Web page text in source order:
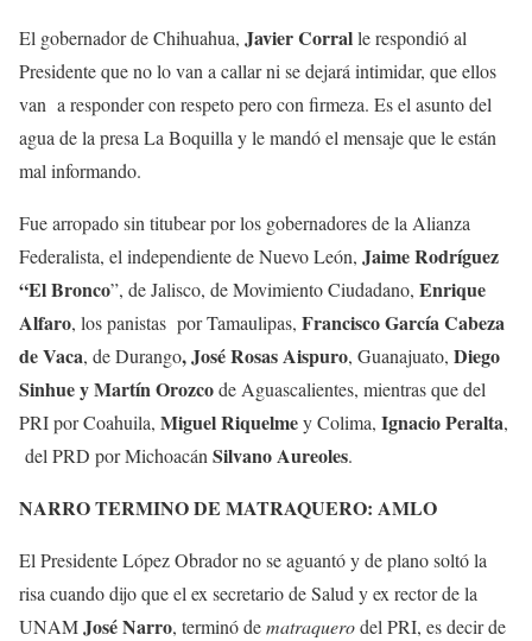
El gobernador de Chihuahua, Javier Corralle respondió al
Presidente que no lo van a callar ni se dejará intimidar, que ellos
van a responder con respeto pero con firmeza. Es el asunto del
agua de la presa La Boquilla y le mandó el mensaje que le están
mal informando.
Fue arropado sin titubear por los gobernadores de la Alianza
Federalista, el independiente de Nuevo León, Jaime Rodríguez
“El Bronco”, de Jalisco, de Movimiento Ciudadano, Enrique
Alfaro, los panistas por Tamaulipas, Francisco García Cabeza
de Vaca, de Durango, José Rosas Aispuro, Guanajuato, Diego
Sinhue y Martín Orozcode Aguascalientes, mientras que del
PRI por Coahuila, Miguel Riquelmey Colima, Ignacio Peralta,
del PRD por Michoacán Silvano Aureoles.
NARRO TERMINO DE MATRAQUERO: AMLO
El Presidente López Obrador no se aguantó y de plano soltó la
risa cuando dijo que el ex secretario de Salud y ex rector de la
UNAMJosé Narro, terminó dematraquerodel PRI, es decir de